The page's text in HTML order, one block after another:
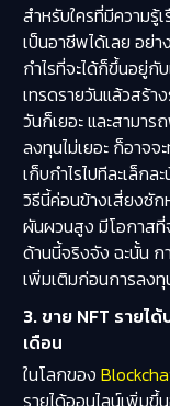
สำหรับใครที่มีความรู้
เป็นอาชีพได้เลย อย่า
กำไรที่จะได้ก็ขึ้นอยู่
เทรดรายวันแล้วสร้า
วันก็เยอะ และสามา
ลงทุนไม่เยอะ ก็อาจ
เก็บกำไรไปทีละเล็ก
วิธีนี้ค่อนข้างเสี่ยงซั
ผันผวนสูง มีโอกาสที่
ด้านนี้จริงจัง ฉะนั้น
เพิ่มเติมก่อนการลงทุ
3. ขาย NFT รายไ
เดือน
ในโลกของ
รายได้ออนไลน์เพิ่มขึ้